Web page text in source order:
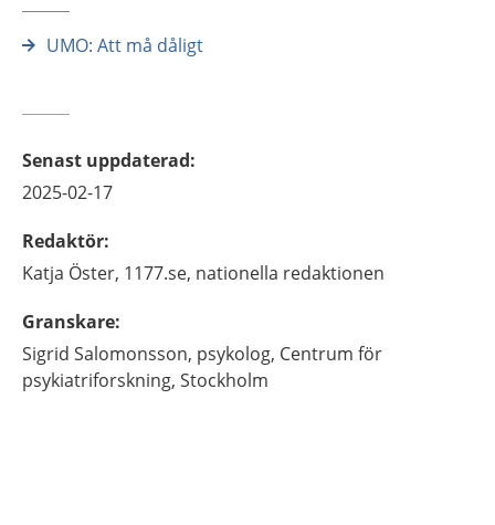
UMO: Att må dåligt
Senast uppdaterad:
2025-02-17
Redaktör:
Katja Öster, 1177.se, nationella redaktionen
Granskare:
Sigrid Salomonsson, psykolog, Centrum för
psykiatriforskning, Stockholm